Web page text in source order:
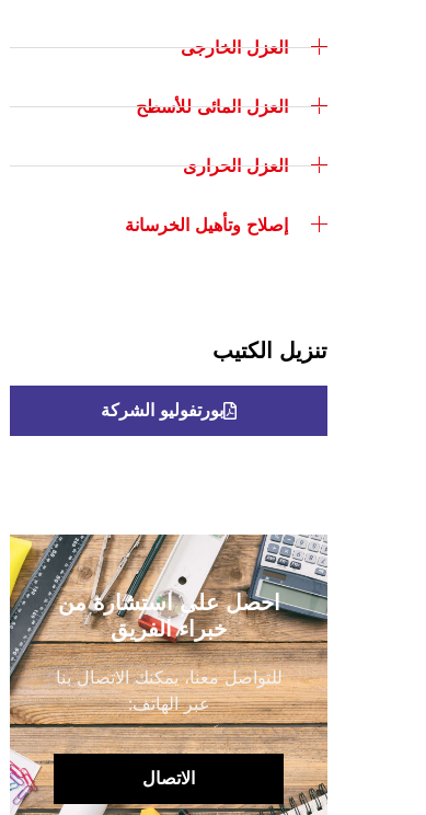
العزل الخارجى
العزل المائى للأسطح
العزل الحرارى
إصلاح وتأهيل الخرسانة
تنزيل الكتيب
بورتفوليو الشركة
احصل على استشارة من
خبراء الفريق
للتواصل معنا، يمكنك الاتصال بنا
عبر الهاتف:
الاتصال